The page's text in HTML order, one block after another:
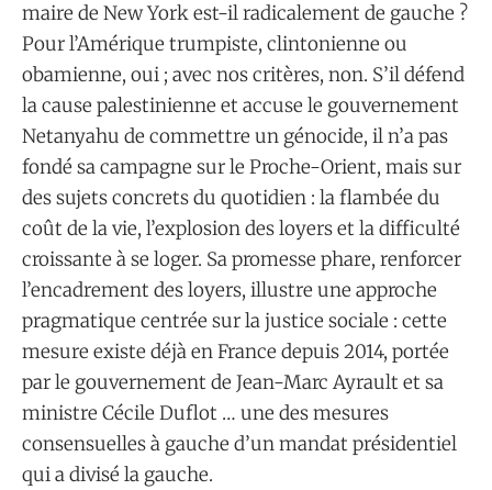
maire de New York est-il radicalement de gauche ?
Pour l’Amérique trumpiste, clintonienne ou
obamienne, oui ; avec nos critères, non. S’il défend
la cause palestinienne et accuse le gouvernement
Netanyahu de commettre un génocide, il n’a pas
fondé sa campagne sur le Proche-Orient, mais sur
des sujets concrets du quotidien : la flambée du
coût de la vie, l’explosion des loyers et la difficulté
croissante à se loger. Sa promesse phare, renforcer
l’encadrement des loyers, illustre une approche
pragmatique centrée sur la justice sociale : cette
mesure existe déjà en France depuis 2014, portée
par le gouvernement de Jean-Marc Ayrault et sa
ministre Cécile Duflot … une des mesures
consensuelles à gauche d’un mandat présidentiel
qui a divisé la gauche.